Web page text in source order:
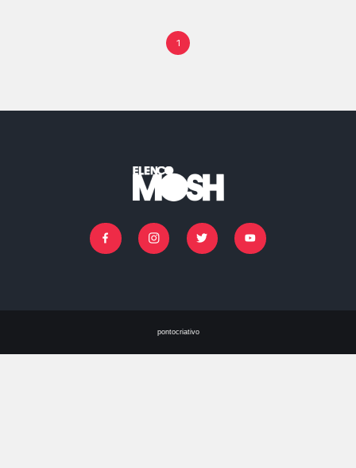
1
Facebook Instagram Twitter Youtube
pontocriativo
SELECIONAR MAIS